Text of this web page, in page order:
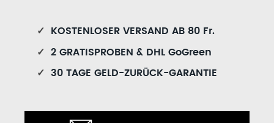
✓ KOSTENLOSER VERSAND AB 80 Fr.
✓ 2 GRATISPROBEN & DHL GoGreen
✓ 30 TAGE GELD-ZURÜCK-GARANTIE